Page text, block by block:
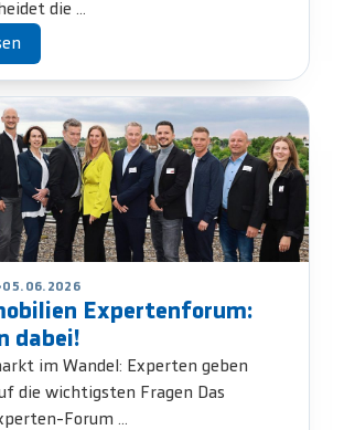
die ...
05.06.2026
Expertenforum:
dabei!
im Wandel: Experten geben
die wichtigsten Fragen Das
Forum ...